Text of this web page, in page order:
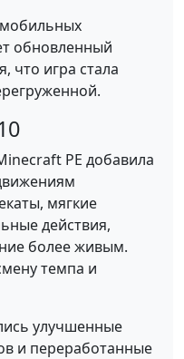
обновленный
что игра стала
PE добавила
мягкие
действия,
более живым.
темпа и
улучшенные
и переработанные